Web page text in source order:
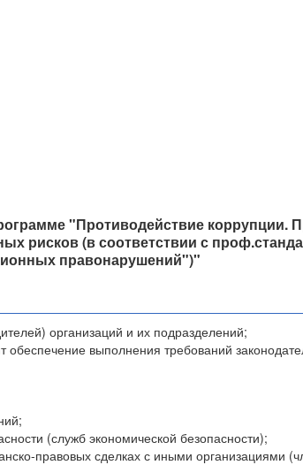
"Противодействие коррупции.
рисков (в соответствии с
правонарушений")"
организаций и их подразделений;
обеспечение выполнения требований
(служб экономической безопасности);
правовых сделках с иными организациями